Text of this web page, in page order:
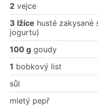
2 vejce
3 lžíce husté zakysané
jogurtu)
100 g goudy
1 bobkový list
sůl
mletý pepř